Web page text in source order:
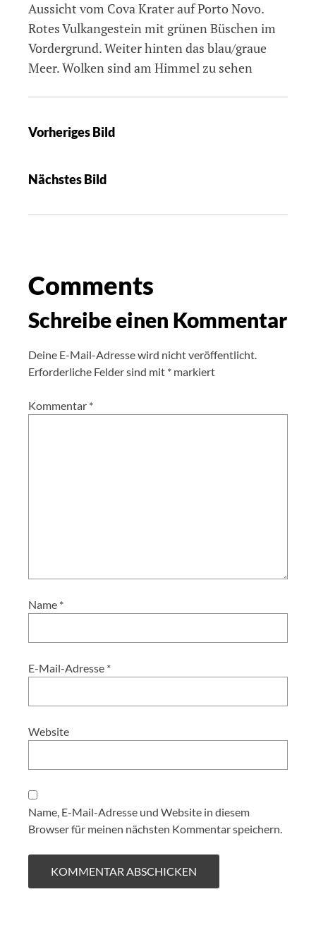
Aussicht vom Cova Krater auf Porto Novo.
Rotes Vulkangestein mit grünen Büschen im
Vordergrund. Weiter hinten das blau/graue
Meer. Wolken sind am Himmel zu sehen
Vorheriges Bild
Nächstes Bild
Comments
Schreibe einen Kommentar
Deine E-Mail-Adresse wird nicht veröffentlicht.
Erforderliche Felder sind mit * markiert
Kommentar *
Name *
E-Mail-Adresse *
Website
Name, E-Mail-Adresse und Website in diesem
Browser für meinen nächsten Kommentar speichern.